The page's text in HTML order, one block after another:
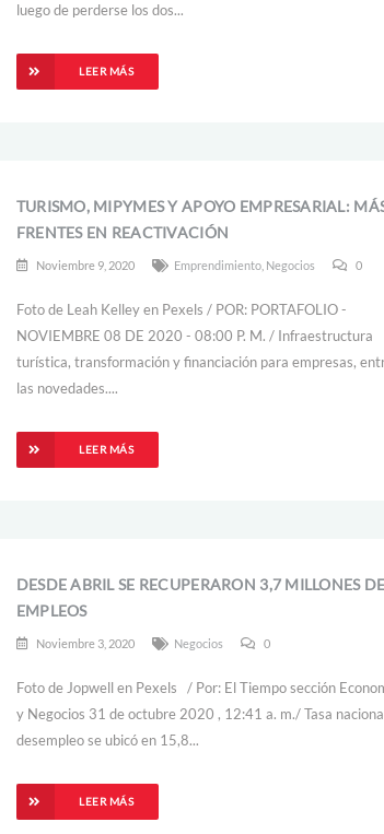
luego de perderse los dos...
LEER MÁS
TURISMO, MIPYMES Y APOYO EMPRESARIAL:
FRENTES EN REACTIVACIÓN
Noviembre 9, 2020 Emprendimiento, Negocios 0
Foto de Leah Kelley en Pexels / POR: PORTAFOLIO -
NOVIEMBRE 08 DE 2020 - 08:00 P. M. / Infraestructura
turística, transformación y financiación para empresas,
las novedades....
LEER MÁS
DESDE ABRIL SE RECUPERARON 3,7 MILLONES DE
EMPLEOS
Noviembre 3, 2020 Negocios 0
Foto de Jopwell en Pexels / Por: El Tiempo sección
y Negocios 31 de octubre 2020 , 12:41 a. m./ Tasa
desempleo se ubicó en 15,8...
LEER MÁS